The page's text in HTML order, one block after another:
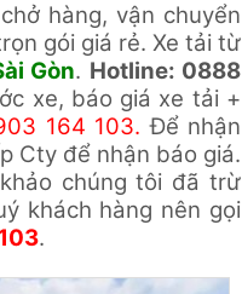
hàng, vận chuyển
gói giá rẻ. Xe tải từ
Gòn. Hotline: 0888
xe, báo giá xe tải +
164 103.Để nhận
Cty để nhận báo giá.
chúng tôi đã trừ
khách hàng nên gọi
.